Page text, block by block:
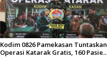
Kodim 0826 Pamekasan Tuntaskan
Operasi Katarak Gratis, 160 Pasien